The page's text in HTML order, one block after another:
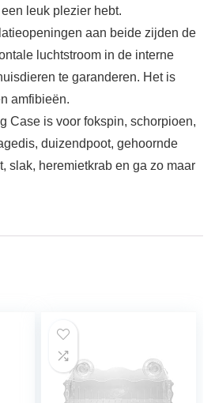
leuk plezier hebt.
aan beide zijden de
luchtstroom in de interne
te garanderen. Het is
amfibieën.
Case is voor fokspin, schorpioen,
duizendpoot, gehoornde
slak, heremietkrab en ga zo maar